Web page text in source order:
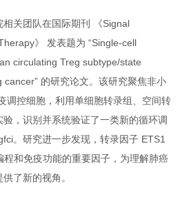
关团队在国际期刊 《Signal
》 发表题为 “Single-cell
circulating Treg subtype/state
的研究论文。 该研究聚焦非小
调控细胞，利用单细胞转录组、空间转
，识别并系统验证了一类新的循环调
。研究进一步发现，转录因子 ETS1
和免疫功能的重要因子，为理解肺癌
了新的视角。